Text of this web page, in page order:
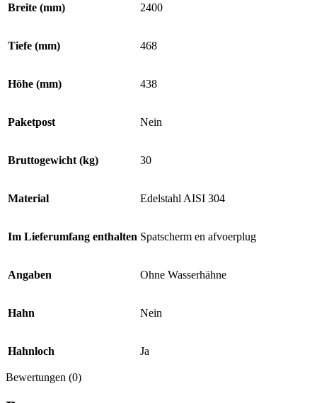
Breite (mm) 2400
Tiefe (mm) 468
Höhe (mm) 438
Paketpost Nein
Bruttogewicht (kg) 30
Material Edelstahl AISI 304
Im Lieferumfang enthalten Spatscherm en afvoerplug
Angaben Ohne Wasserhähne
Hahn Nein
Hahnloch Ja
Bewertungen (0)